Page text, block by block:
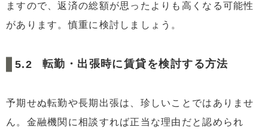
ますので、返済の総額が思ったよりも高くなる可能性
があります。慎重に検討しましょう。
転勤・出張時に賃貸を検討する方法
予期せぬ転勤や長期出張は、珍しいことではありませ
ん。金融機関に相談すれば正当な理由だと認められ